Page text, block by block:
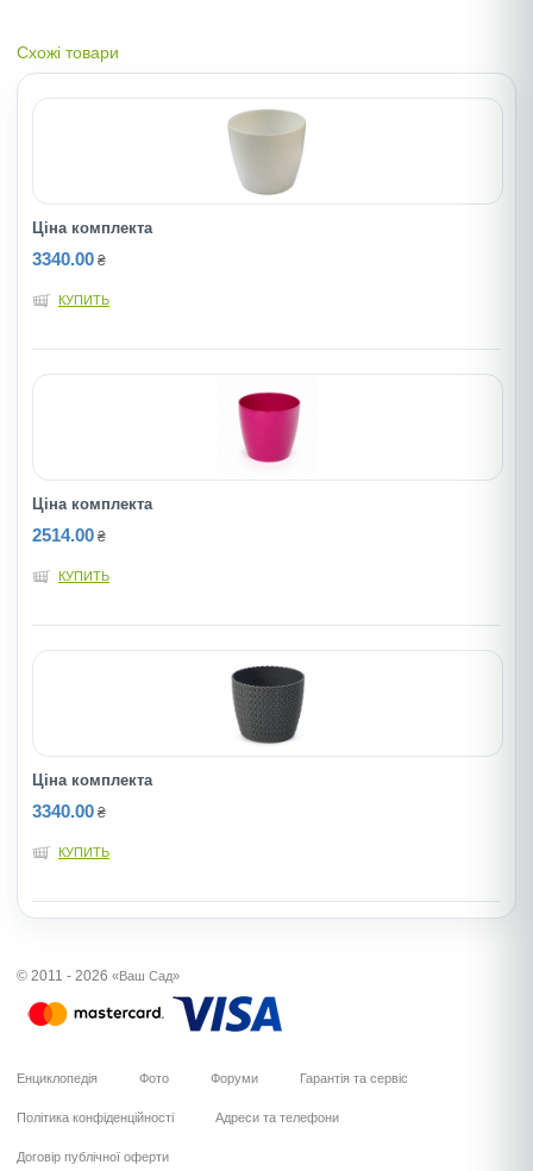
Схожі товари
Ціна комплекта
3340.00 ₴
КУПИТЬ
Ціна комплекта
2514.00 ₴
КУПИТЬ
Ціна комплекта
3340.00 ₴
КУПИТЬ
© 2011 - 2026 «Ваш Сад»
Енциклопедія Фото Форуми Гарантія та сервіс
Політика конфіденційності Адреси та телефони
Договір публічної оферти